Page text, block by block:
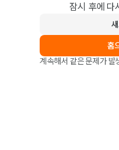
잠시 후에 다
홈
계속해서 같은 문제가 발